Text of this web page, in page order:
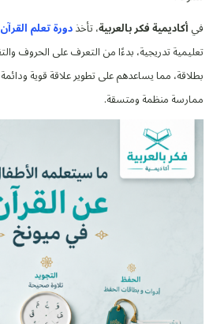
فيأكاديمية فكر بالعربية، تأخذدورة تعلم
تعليمية تدريجية، بدءًا من التعرف على الحروف
بطلاقة، مما يساعدهم على تطوير علاقة قوية
ممارسة منظمة ومتسقة.